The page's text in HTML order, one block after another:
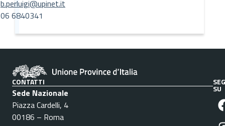
b.perluigi@upinet.it
06 6840341
CONTATTI
Sede Nazionale
Piazza Cardelli, 4
00186 – Roma
SU